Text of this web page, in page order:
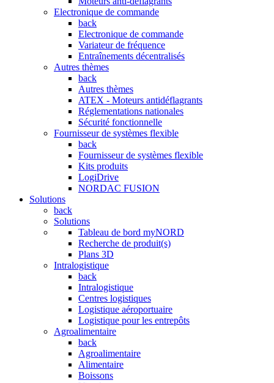
Electronique de commande
back
Electronique de commande
Variateur de fréquence
Entraînements décentralisés
Autres thèmes
back
Autres thèmes
ATEX - Moteurs antidéflagrants
Réglementations nationales
Sécurité fonctionnelle
Fournisseur de systèmes flexible
back
Fournisseur de systèmes flexible
Kits produits
LogiDrive
NORDAC FUSION
Solutions
back
Solutions
Tableau de bord myNORD
Recherche de produit(s)
Plans 3D
Intralogistique
back
Intralogistique
Centres logistiques
Logistique aéroportuaire
Logistique pour les entrepôts
Agroalimentaire
back
Agroalimentaire
Alimentaire
Boissons